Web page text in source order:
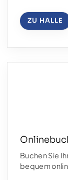
ZU HALLE
Buchen Sie
bequem